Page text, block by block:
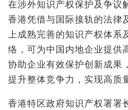
在涉外知识产权保护及争议
香港凭借与国际接轨的法律
上成熟完善的知识产权体系
络，可为中国内地企业提供
协助企业有效保护创新成果
提升整体竞争力，实现高质
香港特区政府知识产权署署